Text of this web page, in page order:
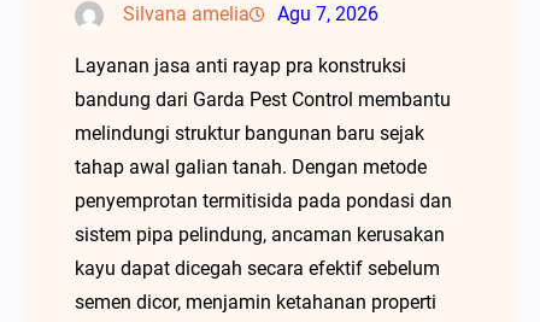
Silvana amelia Agu 7, 2026
Layanan jasa anti rayap pra konstruksi
bandung dari Garda Pest Control membantu
melindungi struktur bangunan baru sejak
tahap awal galian tanah. Dengan metode
penyemprotan termitisida pada pondasi dan
sistem pipa pelindung, ancaman kerusakan
kayu dapat dicegah secara efektif sebelum
semen dicor, menjamin ketahanan properti